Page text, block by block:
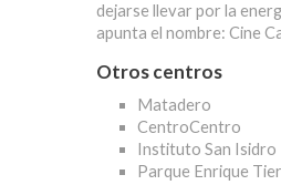
dejarse llevar por la
apunta el nombre: Cine
Otros centros
Matadero
CentroCentro
Instituto San Isidro
Parque Enrique